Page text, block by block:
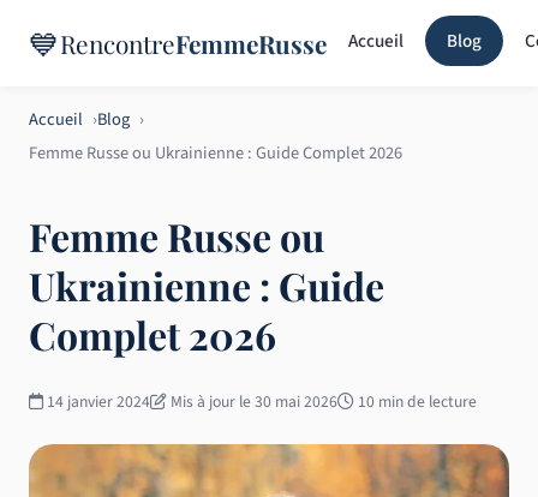
💙RencontreFemmeRusse Accueil Blog
Accueil
Blog
Femme Russe ou Ukrainienne : Guide Complet 2026
Femme Russe ou
Ukrainienne : Guide
Complet 2026
14 janvier 2024 Mis à jour le 30 mai 2026 10 min de lecture